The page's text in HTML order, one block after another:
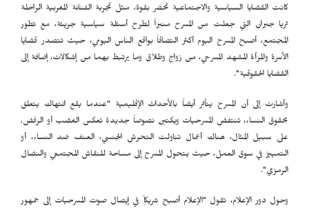
كانت القضايا السياسية والاجتماعية تحضر بقوة، مثل تجربة الفنانة المغربية الراحلة
ثريا جبران التي جعلت من المسرح منبراً لطرح أسئلة سياسية جريئة، مع تطور
المجتمع، أصبح المسرح اليوم أكثر التصاقاً بواقع الناس اليومي، حيث تتصدر قضايا
الأسرة والمرأة المشهد المسرحي، من زواج وطلاق وما يرتبط بهما من إشكالات، إضافة إلى
القضايا الحقوقية".
وأشارت إلى أن المسرح يتأثر أيضاً بالأحداث الإقليمية "عندما يقع انتهاك يتعلق
بحقوق النساء، تنتفض المسرحيات ويكتبن نصوصاً جديدة تعكس الغضب أو الرفض,
على سبيل المثال، هناك أعمال تناولت التحرش الجنسي، العنف ضد النساء، أو
التمييز في سوق العمل، حيث يتحول المسرح إلى مساحة للنقاش المجتمعي والنضال
الرمزي".
وحول دور الإعلام، تقول "الإعلام أصبح شريكاً في إيصال صوت المسرحيات إلى جمهور